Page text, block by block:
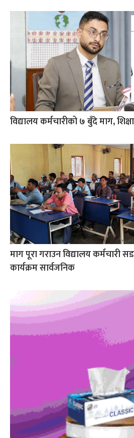
विद्यालय कर्मचारीको ७ बुँदे माग,
माग पूरा गराउन विद्यालय कर्मचारी
कार्यक्रम सार्वजनिक